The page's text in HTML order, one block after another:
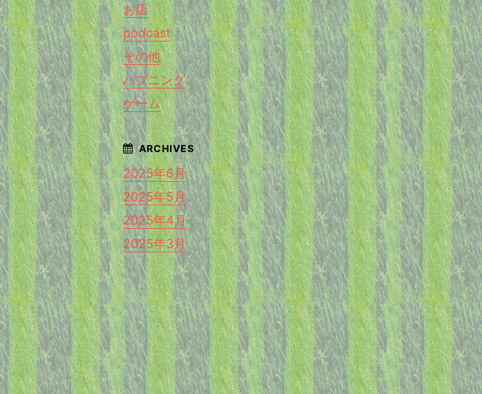
お店
podcast
その他
ハプニング
ゲーム
2025年6月
2025年5月
2025年4月
2025年3月